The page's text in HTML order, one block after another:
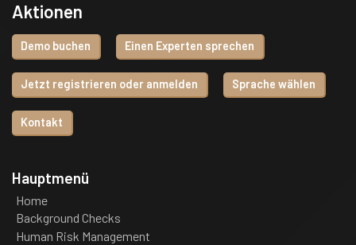
Aktionen
Demo buchen Einen Experten sprechen
Jetzt registrieren oder anmelden Sprache wählen
Kontakt
Hauptmenü
Home
Background Checks
Human Risk Management